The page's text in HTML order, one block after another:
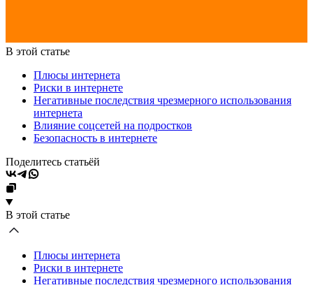
В этой статье
Плюсы интернета
Риски в интернете
Негативные последствия чрезмерного использования
интернета
Влияние соцсетей на подростков
Безопасность в интернете
Поделитесь статьёй
В этой статье
Плюсы интернета
Риски в интернете
Негативные последствия чрезмерного использования